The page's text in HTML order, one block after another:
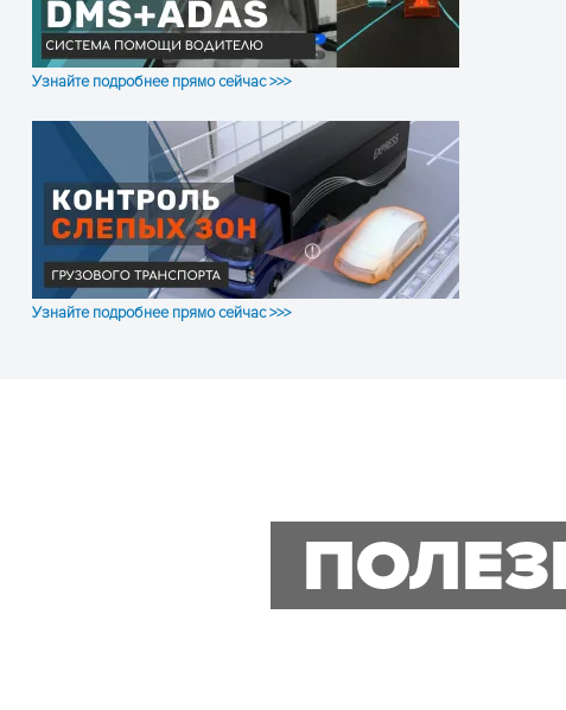
Узнайте подробнее прямо сейчас >>>
Узнайте подробнее прямо сейчас >>>